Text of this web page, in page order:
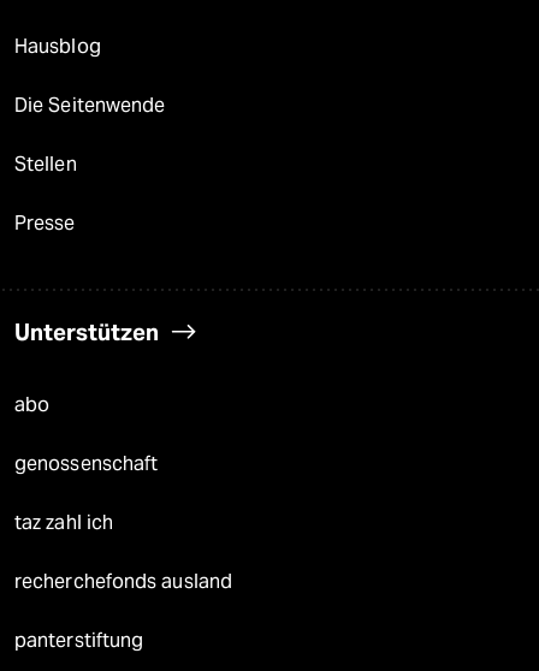
Hausblog
Die Seitenwende
Stellen
Presse
Unterstützen
abo
genossenschaft
taz zahl ich
recherchefonds ausland
panterstiftung